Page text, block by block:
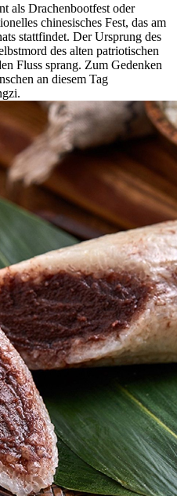
als Drachenbootfest oder
chinesisches Fest, das am
stattfindet. Der Ursprung des
des alten patriotischen
Fluss sprang. Zum Gedenken
an diesem Tag